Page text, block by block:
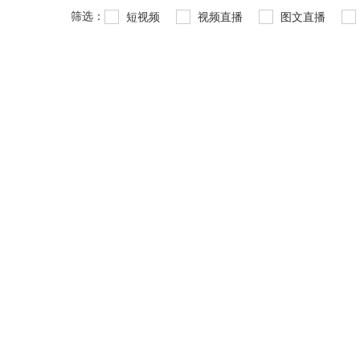
筛选： 短视频 视频直播 图文直播